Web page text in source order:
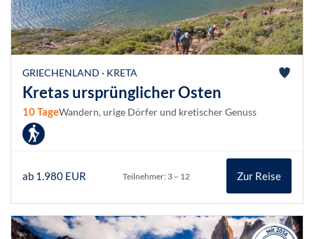
GRIECHENLAND · KRETA
Kretas ursprünglicher Osten
10 TageWandern, urige Dörfer und kretischer Genuss
ab 1.980 EUR Teilnehmer: 3 – 12 Zur Reise